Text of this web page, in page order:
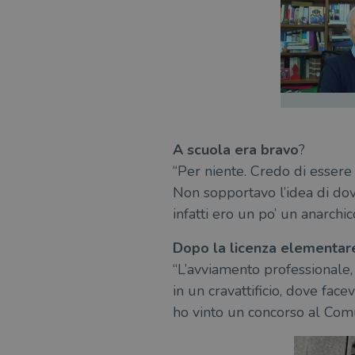
A scuola era bravo?
“Per niente. Credo di
Non sopportavo l’idea di
infatti ero un po’ un
Dopo la licenza
“L’avviamento
in un cravattificio, dove
ho vinto un concorso al
msToken
_ga_RXJCD2NFMF
_ga
Google
LLC
Platform
.illibraio.it
__Secure-ROLLOUT_TOKEN
ttwid
VISITOR_INFO1_LIVE